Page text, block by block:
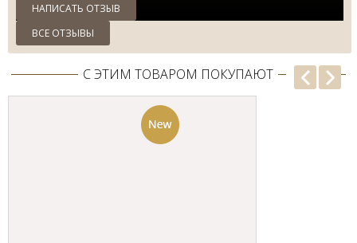
НАПИСАТЬ ОТЗЫВ
ВСЕ ОТЗЫВЫ
С ЭТИМ ТОВАРОМ ПОКУПАЮТ